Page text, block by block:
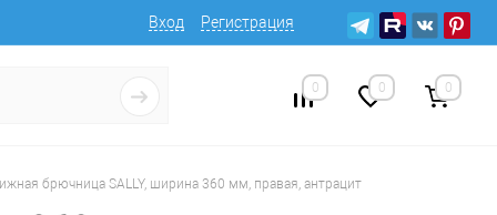
Вход Регистрация
0 0 0
брючница SALLY, ширина 360 мм, правая, антрацит